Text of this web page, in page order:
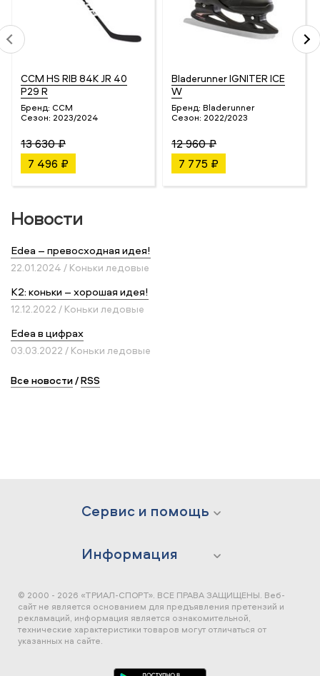
CCM HS RIB 84K JR 40
P29 R
Бренд: CCM
Сезон: 2023/2024
13 630 ₽
7 496 ₽
Bladerunner IGNITER ICE
W
Бренд: Bladerunner
Сезон: 2022/2023
12 960 ₽
7 775 ₽
Новости
Edea – превосходная идея!
22.01.2024 / Коньки ледовые
K2: коньки – хорошая идея!
12.12.2022 / Коньки ледовые
Edea в цифрах
03.03.2022 / Коньки ледовые
Все новости/RSS
Сервис и помощь
Информация
© 2000 - 2026 «ТРИАЛ-СПОРТ». ВСЕ ПРАВА ЗАЩИЩЕНЫ. Веб-
сайт не является основанием для предъявления претензий и
рекламаций, информация является ознакомительной,
технические характеристики товаров могут отличаться от
указанных на сайте.